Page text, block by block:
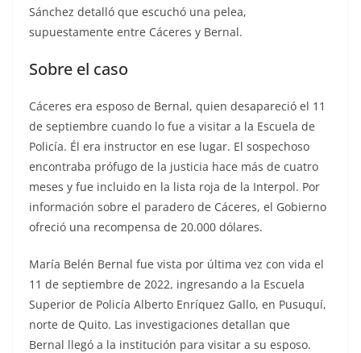
Sánchez detalló que escuchó una pelea,
supuestamente entre Cáceres y Bernal.
Sobre el caso
Cáceres era esposo de Bernal, quien desapareció el 11
de septiembre cuando lo fue a visitar a la Escuela de
Policía. Él era instructor en ese lugar. El sospechoso
encontraba prófugo de la justicia hace más de cuatro
meses y fue incluido en la lista roja de la Interpol. Por
información sobre el paradero de Cáceres, el Gobierno
ofreció una recompensa de 20.000 dólares.
María Belén Bernal fue vista por última vez con vida el
11 de septiembre de 2022, ingresando a la Escuela
Superior de Policía Alberto Enríquez Gallo, en Pusuquí,
norte de Quito. Las investigaciones detallan que
Bernal llegó a la institución para visitar a su esposo.